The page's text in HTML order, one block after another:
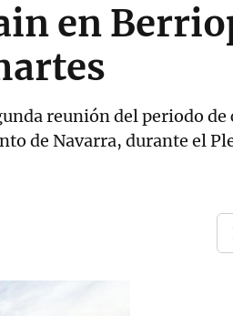
en
reunión del periodo
de Navarra, durante el